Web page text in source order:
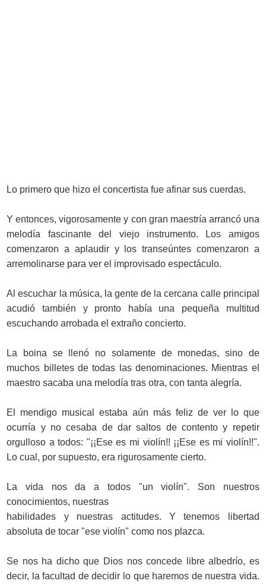
Lo primero que hizo el concertista fue afinar sus cuerdas.
Y entonces, vigorosamente y con gran maestría arrancó una
melodía fascinante del viejo instrumento. Los amigos
comenzaron a aplaudir y los transeúntes comenzaron a
arremolinarse para ver el improvisado espectáculo.
Al escuchar la música, la gente de la cercana calle principal
acudió también y pronto había una pequeña multitud
escuchando arrobada el extraño concierto.
La boina se llenó no solamente de monedas, sino de
muchos billetes de todas las denominaciones. Mientras el
maestro sacaba una melodía tras otra, con tanta alegría.
El mendigo musical estaba aún más feliz de ver lo que
ocurría y no cesaba de dar saltos de contento y repetir
orgulloso a todos: "¡¡Ese es mi violín!! ¡¡Ese es mi violín!!".
Lo cual, por supuesto, era rigurosamente cierto.
La vida nos da a todos "un violín". Son nuestros
conocimientos, nuestras
habilidades y nuestras actitudes. Y tenemos libertad
absoluta de tocar "ese violín" como nos plazca.
Se nos ha dicho que Dios nos concede libre albedrío, es
decir, la facultad de decidir lo que haremos de nuestra vida.